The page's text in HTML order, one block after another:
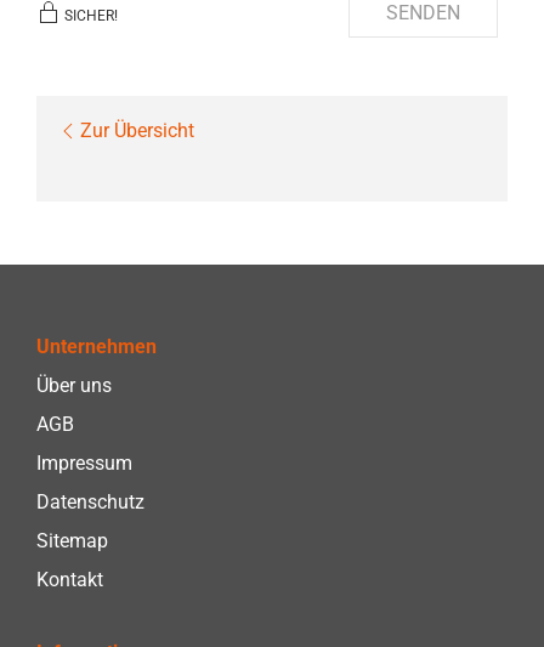
SICHER! SENDEN
Zur Übersicht
Unternehmen
Über uns
AGB
Impressum
Datenschutz
Sitemap
Kontakt